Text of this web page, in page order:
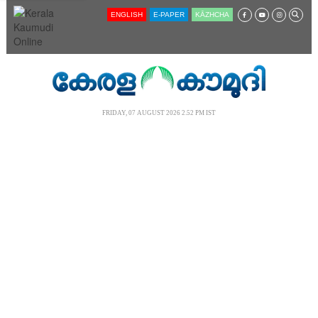
SECTIONS
HOME
ENGLISH E-PAPER KĀZHCHA
FRIDAY, 07 AUGUST 2026 2.52 PM IST